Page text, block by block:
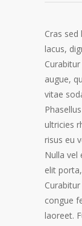
Cras
lacus,
augue,
vitae
ultricies
risus eu
Nulla vel
elit
congue
laoreet.